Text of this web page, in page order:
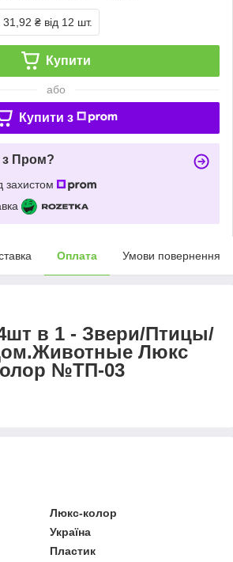
31,92 ₴ від 12 шт.
Купити
або
Купити з
з Пром?
захистом
Оплата Умови повернення
в 1 - Звери/Птицы/
Люкс
№ТП-03
Люкс-колор
Україна
Пластик